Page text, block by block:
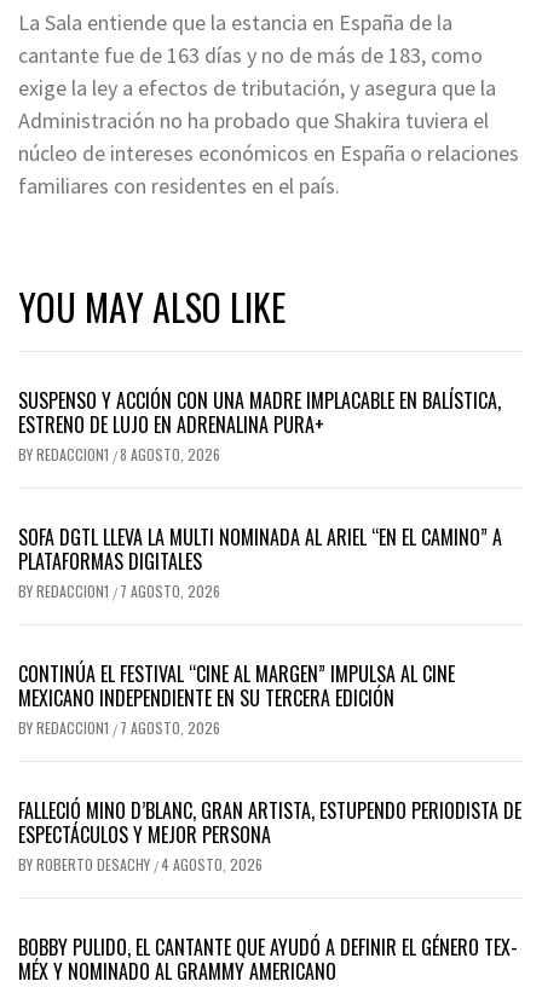
La Sala entiende que la estancia en España de la
cantante fue de 163 días y no de más de 183, como
exige la ley a efectos de tributación, y asegura que la
Administración no ha probado que Shakira tuviera el
núcleo de intereses económicos en España o relaciones
familiares con residentes en el país.
YOU MAY ALSO LIKE
SUSPENSO Y ACCIÓN CON UNA MADRE IMPLACABLE EN BALÍSTICA,
ESTRENO DE LUJO EN ADRENALINA PURA+
BYREDACCION1 /8 AGOSTO, 2026
SOFA DGTL LLEVA LA MULTI NOMINADA AL ARIEL “EN EL CAMINO” A
PLATAFORMAS DIGITALES
BYREDACCION1 / 7 AGOSTO, 2026
CONTINÚA EL FESTIVAL “CINE AL MARGEN” IMPULSA AL CINE
MEXICANO INDEPENDIENTE EN SU TERCERA EDICIÓN
BYREDACCION1 / 7 AGOSTO, 2026
FALLECIÓ MINO D’BLANC, GRAN ARTISTA, ESTUPENDO PERIODISTA DE
ESPECTÁCULOS Y MEJOR PERSONA
BYROBERTO DESACHY /4 AGOSTO, 2026
BOBBY PULIDO, EL CANTANTE QUE AYUDÓ A DEFINIR EL GÉNERO TEX-
MÉX Y NOMINADO AL GRAMMY AMERICANO